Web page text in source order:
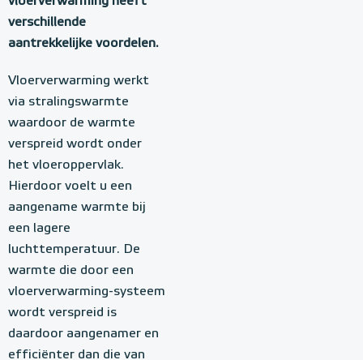
verschillende
aantrekkelijke voordelen.
Vloerverwarming werkt
via stralingswarmte
waardoor de warmte
verspreid wordt onder
het vloeroppervlak.
Hierdoor voelt u een
aangename warmte bij
een lagere
luchttemperatuur. De
warmte die door een
vloerverwarming-systeem
wordt verspreid is
daardoor aangenamer en
efficiënter dan die van